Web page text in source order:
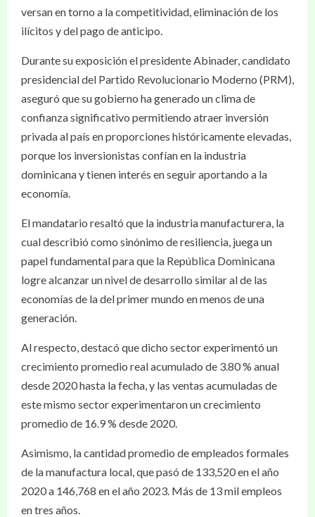
versan en torno a la competitividad, eliminación de los
ilícitos y del pago de anticipo.
Durante su exposición el presidente Abinader, candidato
presidencial del Partido Revolucionario Moderno (PRM),
aseguró que su gobierno ha generado un clima de
confianza significativo permitiendo atraer inversión
privada al país en proporciones históricamente elevadas,
porque los inversionistas confían en la industria
dominicana y tienen interés en seguir aportando a la
economía.
El mandatario resaltó que la industria manufacturera, la
cual describió como sinónimo de resiliencia, juega un
papel fundamental para que la República Dominicana
logre alcanzar un nivel de desarrollo similar al de las
economías de la del primer mundo en menos de una
generación.
Al respecto, destacó que dicho sector experimentó un
crecimiento promedio real acumulado de 3.80 % anual
desde 2020 hasta la fecha, y las ventas acumuladas de
este mismo sector experimentaron un crecimiento
promedio de 16.9 % desde 2020.
Asimismo, la cantidad promedio de empleados formales
de la manufactura local, que pasó de 133,520 en el año
2020 a 146,768 en el año 2023. Más de 13 mil empleos
en tres años.